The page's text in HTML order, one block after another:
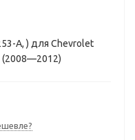
А, ) для Chevrolet
(2008—2012)